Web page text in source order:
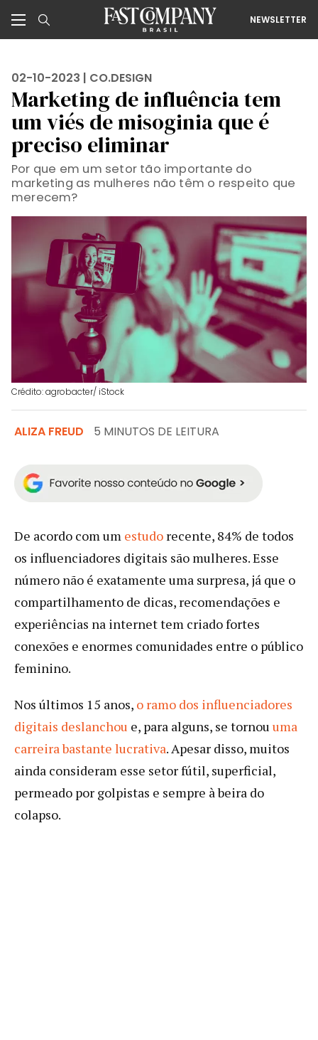
NEWSLETTER
02-10-2023 | CO.DESIGN
Marketing de influência tem
um viés de misoginia que é
preciso eliminar
Por que em um setor tão importante do
marketing as mulheres não têm o respeito que
merecem?
Crédito: agrobacter/ iStock
ALIZA FREUD 5 MINUTOS DE LEITURA
De acordo com um estudo recente, 84% de todos
os influenciadores digitais são mulheres. Esse
número não é exatamente uma surpresa, já que o
compartilhamento de dicas, recomendações e
experiências na internet tem criado fortes
conexões e enormes comunidades entre o público
feminino.
Nos últimos 15 anos, o ramo dos influenciadores
digitais deslanchou e, para alguns, se tornou uma
carreira bastante lucrativa. Apesar disso, muitos
ainda consideram esse setor fútil, superficial,
permeado por golpistas e sempre à beira do
colapso.